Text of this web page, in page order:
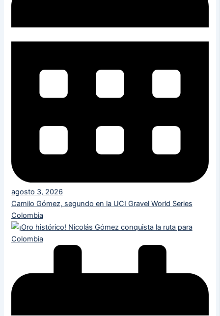
agosto 3, 2026
Camilo Gómez, segundo en la UCI Gravel World Series
Colombia